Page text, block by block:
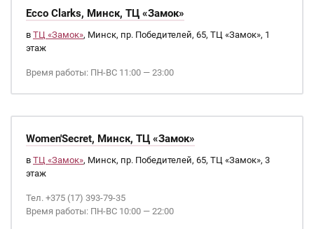
Ecco Clarks, Минск, ТЦ «Замок»
в ТЦ «Замок», Минск, пр. Победителей, 65, ТЦ «Замок», 1
этаж
Время работы: ПН-ВС 11:00 — 23:00
Women'Secret, Минск, ТЦ «Замок»
в ТЦ «Замок», Минск, пр. Победителей, 65, ТЦ «Замок», 3
этаж
Тел. +375 (17) 393-79-35
Время работы: ПН-ВС 10:00 — 22:00